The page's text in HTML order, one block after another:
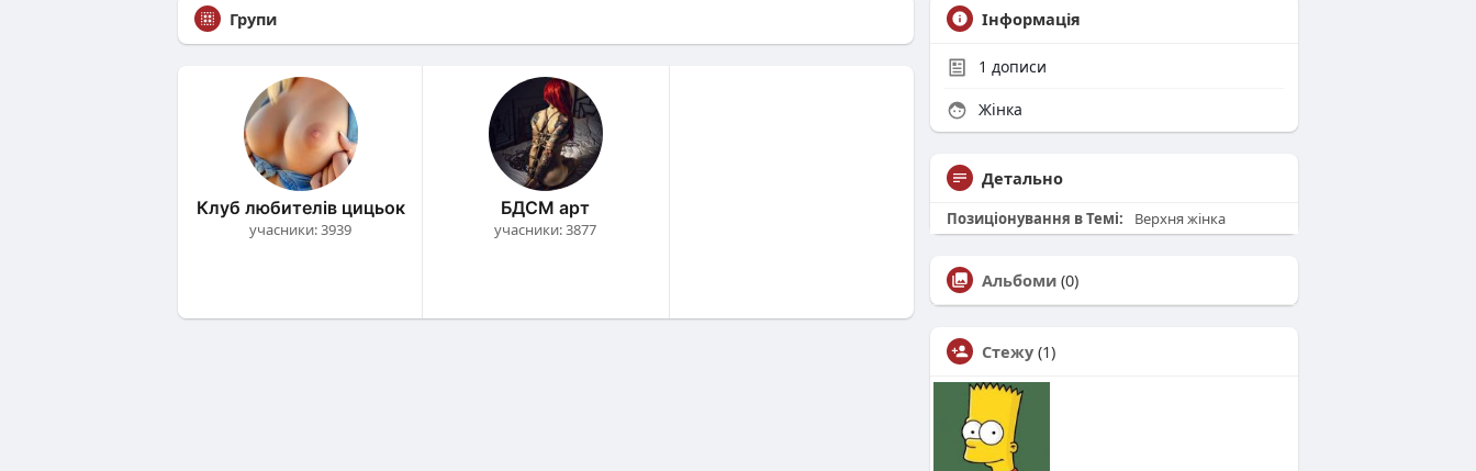
Групи
Клуб любителів цицьок
учасники: 3939
БДСМ арт
учасники: 3877
Інформація
1 дописи
Жінка
Детально
Позиціонування в Темі: Верхня жінка
Альбоми (0)
Стежу (1)